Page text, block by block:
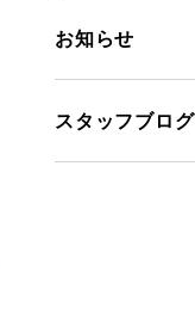
お知らせ
スタッフブログ